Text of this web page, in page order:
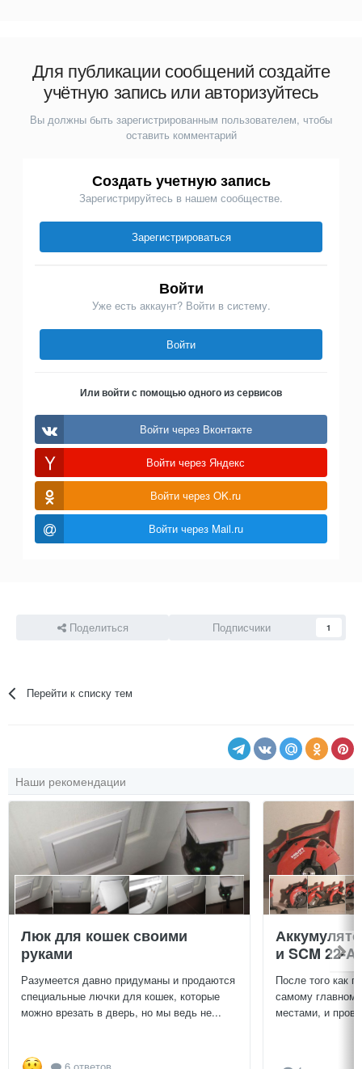
Для публикации сообщений создайте
учётную запись или авторизуйтесь
Вы должны быть зарегистрированным пользователем, чтобы
оставить комментарий
Создать учетную запись
Зарегистрируйтесь в нашем сообществе.
Зарегистрироваться
Войти
Уже есть аккаунт? Войти в систему.
Войти
Или войти с помощью одного из сервисов
Войти через Вконтакте
Войти через Яндекс
Войти через OK.ru
Войти через Mail.ru
Поделиться Подписчики 1
Перейти к списку тем
Наши рекомендации
Люк для кошек своими
руками
Разумеется давно придуманы и продаются
специальные лючки для кошек, которые
можно врезать в дверь, но мы ведь не...
и SCM 22-A
После того как
самому
местами, и